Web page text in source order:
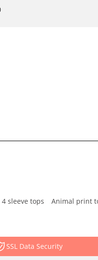
4 sleeve tops Animal print
SSL Data Security